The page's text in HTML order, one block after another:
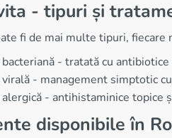
- tipuri și
fi de mai multe tipuri, fiecare
- tratată cu
- management simptotic
- antihistaminice topice
disponibile în